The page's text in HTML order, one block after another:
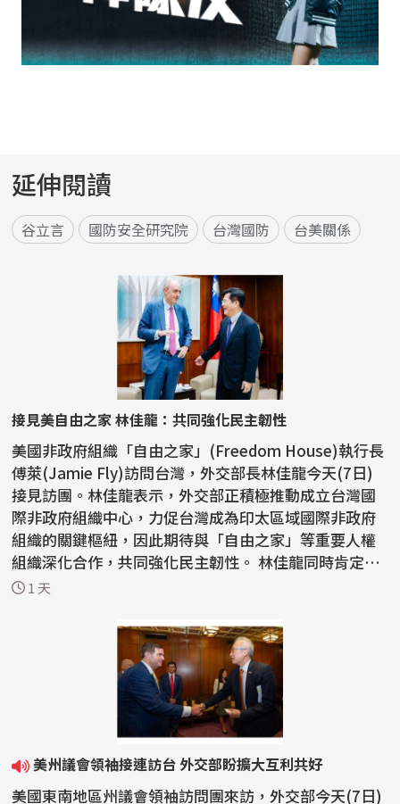
延伸閱讀
谷立言 國防安全研究院 台灣國防 台美關係
接見美自由之家 林佳龍：共同強化民主韌性
美國非政府組織「自由之家」(Freedom House)執行長
傅萊(Jamie Fly)訪問台灣，外交部長林佳龍今天(7日)
接見訪團。林佳龍表示，外交部正積極推動成立台灣國
際非政府組織中心，力促台灣成為印太區域國際非政府
組織的關鍵樞紐，因此期待與「自由之家」等重要人權
組織深化合作，共同強化民主韌性。 林佳龍同時肯定
「自由之...
1 天
美州議會領袖接連訪台 外交部盼擴大互利共好
美國東南地區州議會領袖訪問團來訪，外交部今天(7日)